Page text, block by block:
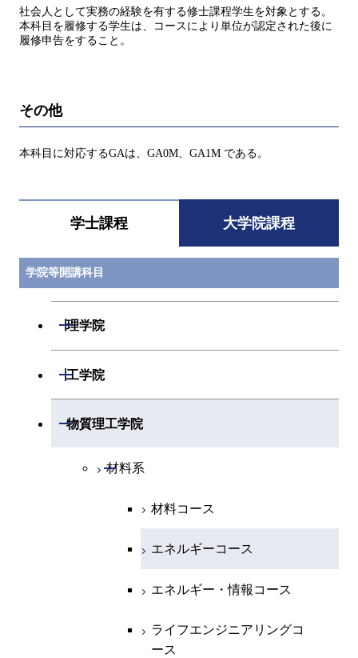
社会人として実務の経験を有する修士課程学生を対象とする。
本科目を履修する学生は、コースにより単位が認定された後に
履修申告をすること。
その他
本科目に対応するGAは、GA0M、GA1M である。
学士課程 大学院課程
学院等開講科目
理学院
開閉
工学院
開閉
機械系
開閉
エネルギーコース
エネルギー・情報コース
エンジニアリングデザイン
コース
システム制御系
システム制御コース
エンジニアリングデザイン
人間医療科学技術コース
電気電子系
電気電子コース
エネルギーコース
エネルギー・情報コース
情報通信系
情報通信コース
エンジニアリングデザイン
経営工学コース
専門科目
物質理工学院
開閉
材料系
開閉
材料コース
エネルギーコース
エネルギー・情報コース
ライフエンジニアリングコ
ース